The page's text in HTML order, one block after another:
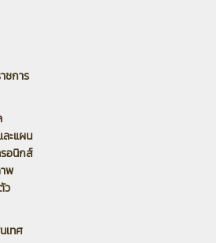
ชการ
ละแผน
อนิกส์
พ
ว
เทศ